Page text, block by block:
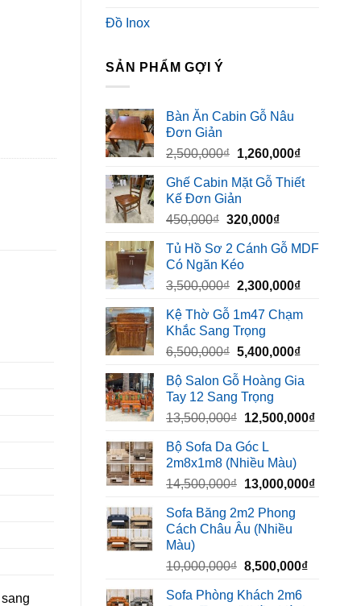
Đồ Inox
SẢN PHẨM GỢI Ý
Bàn Ăn Cabin Gỗ Nâu
Đơn Giản
2,500,000₫ Giá
là:
2,500,000₫.
1,260,000₫Giá
tại
Ghế Cabin Mặt Gỗ Thiết
Kế Đơn Giản
450,000₫ Giá
là:
450,000₫.
320,000₫Giá
tại
320,000₫.
Tủ Hồ Sơ 2 Cánh Gỗ MDF
Có Ngăn Kéo
3,500,000₫ Giá
là:
3,500,000₫.
2,300,000₫Giá
tại
Kệ Thờ Gỗ 1m47 Chạm
Khắc Sang Trọng
6,500,000₫ Giá
là:
6,500,000₫.
5,400,000₫Giá
tại
Bộ Salon Gỗ Hoàng Gia
Tay 12 Sang Trọng
13,500,000₫ Giá
là:
13,500,000₫.
12,500,000₫Giá
Bộ Sofa Da Góc L
2m8x1m8 (Nhiều Màu)
14,500,000₫ Giá
là:
14,500,000₫.
13,000,000₫Giá
Sofa Băng 2m2 Phong
Cách Châu Âu (Nhiều
Màu)
10,000,000₫ Giá
là:
8,500,000₫Giá
Sofa Phòng Khách 2m6